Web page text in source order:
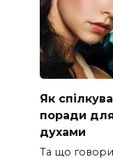
Як
поради
духами
Та що